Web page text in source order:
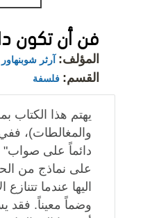
فن أن تكون
المؤلف: آرثر شوبنهاور
القسم: فلسفة
يهتم هذا الكتاب
والمغالطات)،
دائماً على صواب"
على نماذج من
اليها عندما
وضماً معيناً.